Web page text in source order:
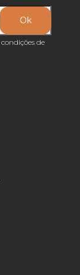
condições de